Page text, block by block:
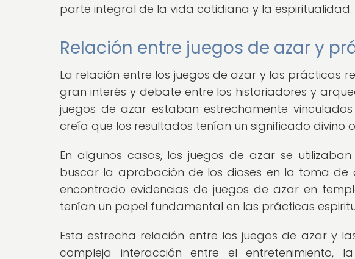
parte integral de la vida cotidiana y la espiritualidad.
Relación entre juegos de azar y
La relación entre los juegos de azar y las prácticas
gran interés y debate entre los historiadores y
juegos de azar estaban estrechamente
creía que los resultados tenían un significado divino
En algunos casos, los juegos de azar se
buscar la aprobación de los dioses en la toma de
encontrado evidencias de juegos de azar en
tenían un papel fundamental en las prácticas
Esta estrecha relación entre los juegos de azar y
compleja interacción entre el entretenimiento,